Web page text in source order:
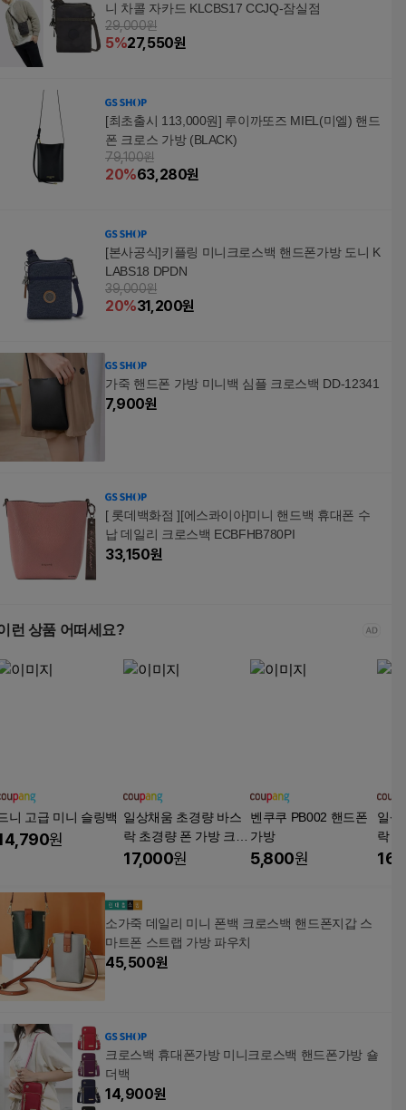
니 차콜 자카드 KLCBS17 CCJQ-잠실점
29,000원
5%27,550원
[최초출시 113,000원] 루이까또즈 MIEL(미엘) 핸드
폰 크로스 가방 (BLACK)
79,100원
20%63,280원
[본사공식]키플링 미니크로스백 핸드폰가방 도니 K
LABS18 DPDN
39,000원
20%31,200원
가죽 핸드폰 가방 미니백 심플 크로스백 DD-12341
7,900원
[ 롯데백화점 ][에스콰이아]미니 핸드백 휴대폰 수
납 데일리 크로스백 ECBFHB780PI
33,150원
런 상품 어떠세요?
니 고급 미니 슬링백
원
일상채움 초경량 바스
락 초경량 폰 가방 크로
스백
17,000원
벤쿠쿠 PB002 핸드폰
가방
5,800원
일상
락
스백
소가죽 데일리 미니 폰백 크로스백 핸드폰지갑 스
마트폰 스트랩 가방 파우치
45,500원
크로스백 휴대폰가방 미니크로스백 핸드폰가방 숄
더백
14,900원